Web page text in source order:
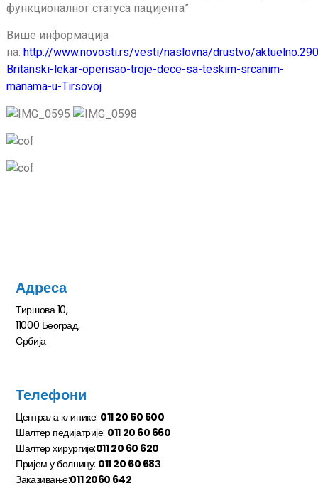
функционалног статуса пацијента”
Више информација
на: http://www.novosti.rs/vesti/naslovna/drustvo/
Britanski-lekar-operisao-troje-dece-sa-teskim-srcanim-
manama-u-Tirsovoj
Адреса
Тиршова 10,
11000 Београд,
Србија
Телефони
Централа клинике: 011 20 60 600
Шалтер педијатрије: 011 20 60 660
Шалтер хирургије:011 20 60 620
Пријем у болницу: 011 20 60 68З
Заказивање:011 2060 642